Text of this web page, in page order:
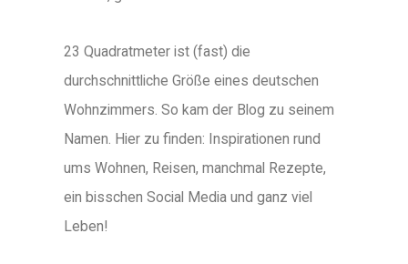
23 Quadratmeter ist (fast) die
durchschnittliche Größe eines deutschen
Wohnzimmers. So kam der Blog zu seinem
Namen. Hier zu finden: Inspirationen rund
ums Wohnen, Reisen, manchmal Rezepte,
ein bisschen Social Media und ganz viel
Leben!